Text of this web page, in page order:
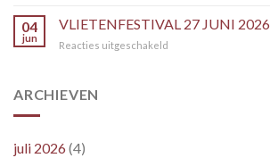
2026
8
van
04
jun
VLIETENFESTIVAL 27 JUNI 2026
Reacties uitgeschakeld
ARCHIEVEN
juli 2026 (4)